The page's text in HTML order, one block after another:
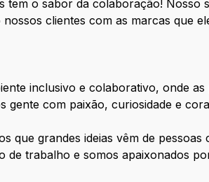
tem o sabor da colaboração!
clientes com as marcas que
inclusivo e colaborativo, onde
com paixão, curiosidade e
que grandes ideias vêm de
de trabalho e somos apaixonados